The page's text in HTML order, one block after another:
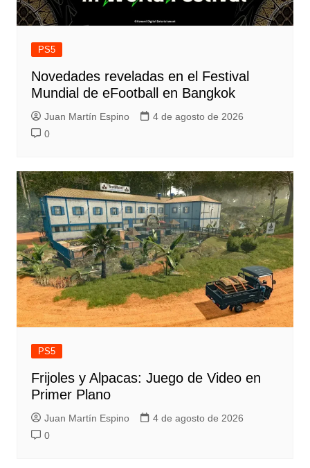
PS5
Novedades reveladas en el Festival
Mundial de eFootball en Bangkok
Juan Martín Espino
4 de agosto de 2026
0
PS5
Frijoles y Alpacas: Juego de Video en
Primer Plano
Juan Martín Espino
4 de agosto de 2026
0